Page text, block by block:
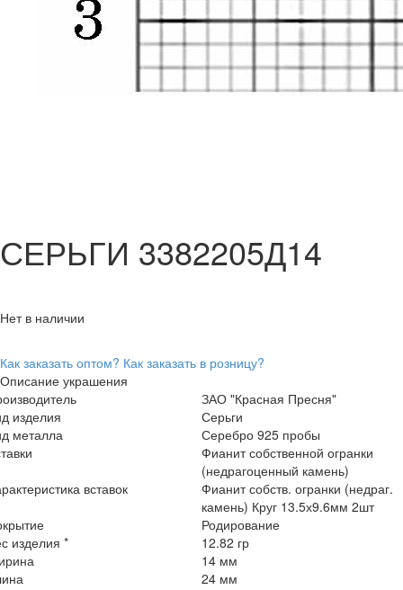
СЕРЬГИ 3382205Д14
Нет в наличии
Как заказать оптом? Как заказать в розницу?
Описание украшения
ЗАО "Красная Пресня"
изделия
Серьги
металла
Серебро 925 пробы
Фианит собственной огранки
(недрагоценный камень)
вставок
Фианит собств. огранки (недраг.
камень) Круг 13.5х9.6мм 2шт
Родирование
изделия *
12.82 гр
14 мм
24 мм